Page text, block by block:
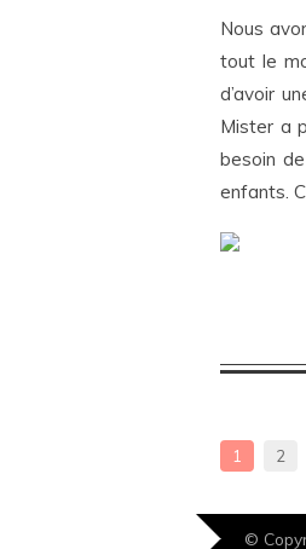
Nous
tout le
d’avoir
Mister a
besoin
enfants.
1 2
©